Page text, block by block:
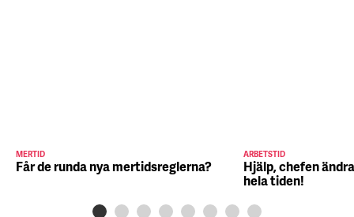
MERTID
Får de runda nya mertidsreglerna?
ARBETSTID
Hjälp, chefen
hela tiden!